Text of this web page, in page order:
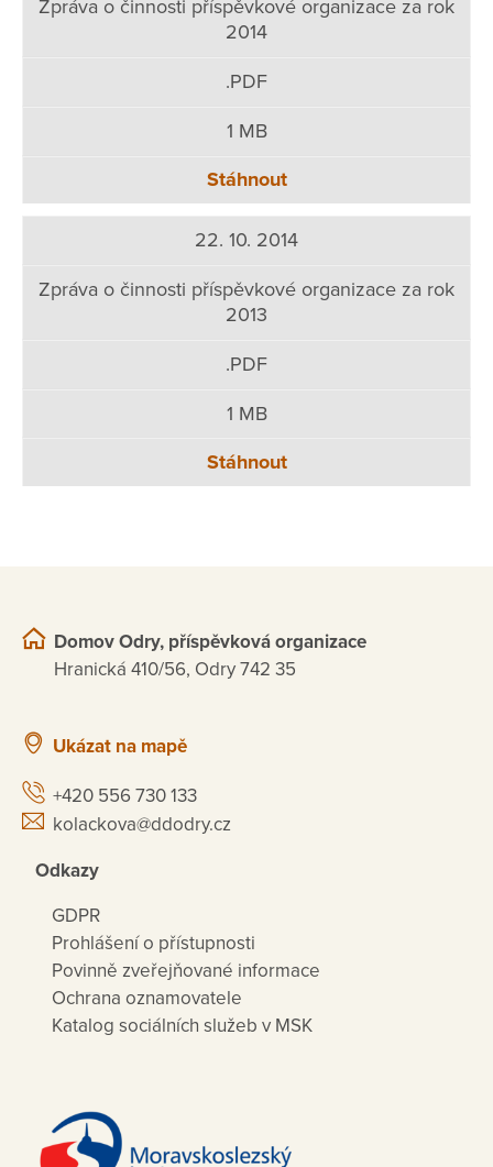
Zpráva o činnosti příspěvkové organizace za rok
2014
.PDF
1 MB
Stáhnout
22. 10. 2014
Zpráva o činnosti příspěvkové organizace za rok
2013
.PDF
1 MB
Stáhnout
Domov Odry, příspěvková organizace
Hranická 410/56, Odry 742 35
Ukázat na mapě
+420 556 730 133
kolackova@ddodry.cz
Odkazy
GDPR
Prohlášení o přístupnosti
Povinně zveřejňované informace
Ochrana oznamovatele
Katalog sociálních služeb v MSK